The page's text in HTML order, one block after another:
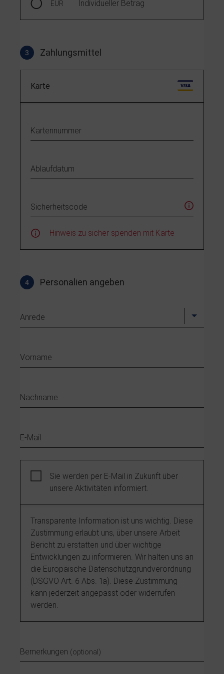
EUR Individueller Betrag
3 Zahlungsmittel
Karte
Kartennummer
Ablaufdatum
Sicherheitscode
Hinweis zu sicher spenden mit Karte
4 Personalien angeben
Anrede
Vorname
Nachname
E-Mail
Sie werden per E-Mail in Zukunft über
unsere Aktivitäten informiert.
Transparente Information ist uns wichtig. Diese
Zustimmung erlaubt uns, über unsere Arbeit
Bericht zu erstatten und über wichtige
Entwicklungen zu informieren. Wir halten uns an
die Europäische Datenschutzgrundverordnung
(DSGVO Art. 6 Abs. 1a). Diese Zustimmung
kann jederzeit angepasst oder widerrufen
werden.
Bemerkungen (optional)